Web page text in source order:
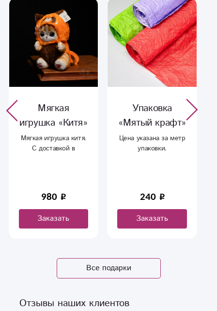
Мягкая
игрушка «Китя»
Мягкая игрушка китя.
С доставкой в
980
Заказать
Упаковка
«Мятый крафт‎»
Цена указана за метр
упаковки.
240
Заказать
Все подарки
Отзывы наших клиентов